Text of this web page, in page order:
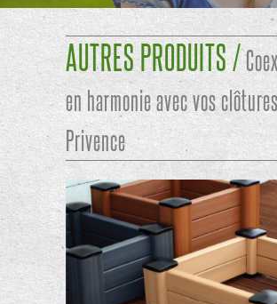
AUTRES PRODUITS /
en harmonie avec vos clôtures
Privence